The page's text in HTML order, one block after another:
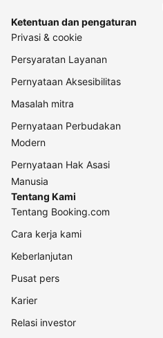
Ketentuan dan pengaturan
Privasi & cookie
Persyaratan Layanan
Pernyataan Aksesibilitas
Masalah mitra
Pernyataan Perbudakan
Modern
Pernyataan Hak Asasi
Manusia
Tentang Kami
Tentang Booking.com
Cara kerja kami
Keberlanjutan
Pusat pers
Karier
Relasi investor